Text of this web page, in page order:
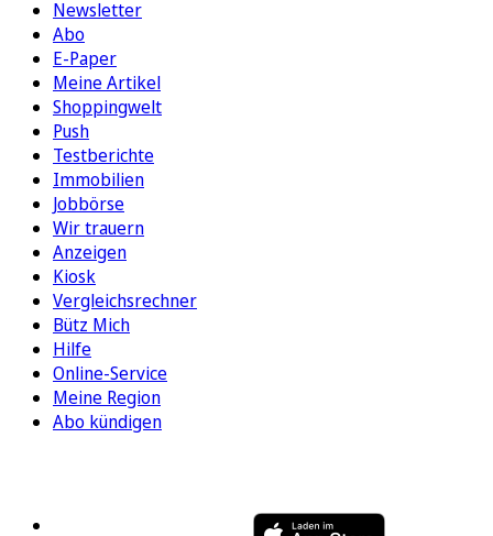
Newsletter
Abo
E-Paper
Meine Artikel
Shoppingwelt
Push
Testberichte
Immobilien
Jobbörse
Wir trauern
Anzeigen
Kiosk
Vergleichsrechner
Bütz Mich
Hilfe
Online-Service
Meine Region
Abo kündigen